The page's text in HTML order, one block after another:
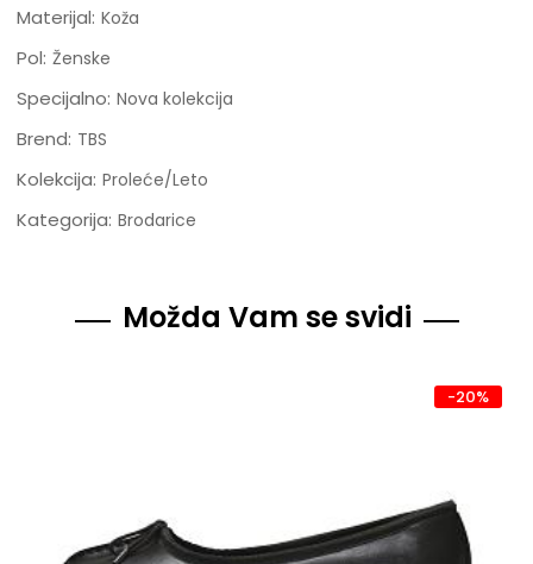
Materijal: Koža
Pol: Ženske
Specijalno: Nova kolekcija
Brend: TBS
Kolekcija: Proleće/Leto
Kategorija: Brodarice
Možda Vam se svidi
-20%